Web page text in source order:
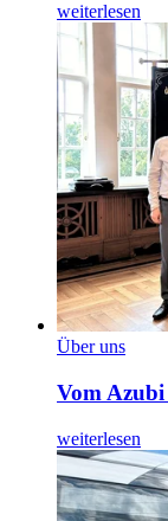
weiterlesen
Über uns
Vom Azubi
weiterlesen